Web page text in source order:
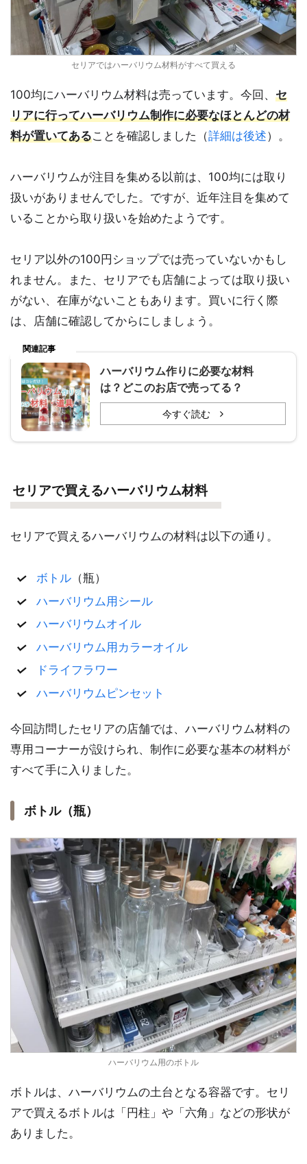
セリアではハーバリウム材料がすべて買える
100均にハーバリウム材料は売っています。今回、 セ
リアに行ってハーバリウム制作に必要なほとんどの材
料が置いてあることを確認しました（詳細は後述）。
ハーバリウムが注目を集める以前は、100均には取り
扱いがありませんでした。ですが、近年注目を集めて
いることから取り扱いを始めたようです。
セリア以外の100円ショップでは売っていないかもし
れません。また、セリアでも店舗によっては取り扱い
がない、在庫がないこともあります。買いに行く際
は、店舗に確認してからにしましょう。
関連記事
ハーバリウム作りに必要な材料
は？どこのお店で売ってる？
今すぐ読む
セリアで買えるハーバリウム材料
セリアで買えるハーバリウムの材料は以下の通り。
ボトル （瓶）
ハーバリウム用シール
ハーバリウムオイル
ハーバリウム用カラーオイル
ドライフラワー
ハーバリウムピンセット
今回訪問したセリアの店舗では、ハーバリウム材料の
専用コーナーが設けられ、制作に必要な基本の材料が
すべて手に入りました。
ボトル（瓶）
ハーバリウム用のボトル
ボトルは、ハーバリウムの土台となる容器です。セリ
アで買えるボトルは「円柱」や「六角」などの形状が
ありました。